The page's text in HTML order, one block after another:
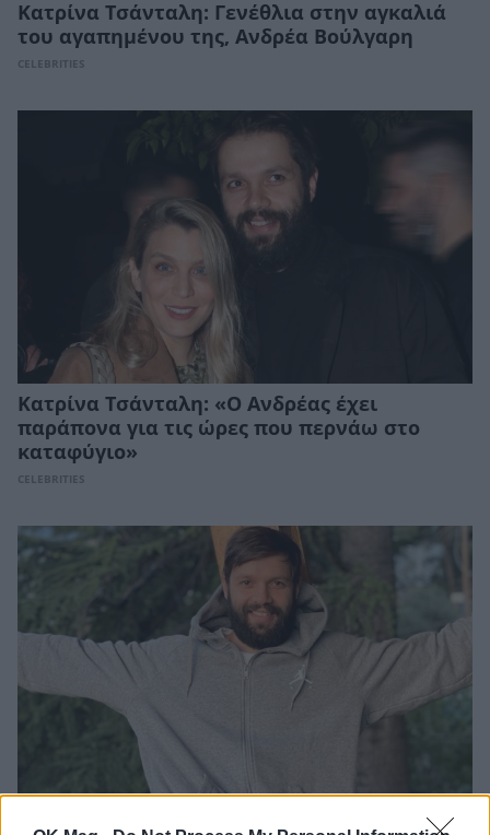
Κατρίνα Τσάνταλη: Γενέθλια στην αγκαλιά
του αγαπημένου της, Ανδρέα Βούλγαρη
CELEBRITIES
Κατρίνα Τσάνταλη: «Ο Ανδρέας έχει
παράπονα για τις ώρες που περνάω στο
καταφύγιο»
CELEBRITIES
Ανδρέας Βούλγαρης: Δημοσίευσε την πρώτη